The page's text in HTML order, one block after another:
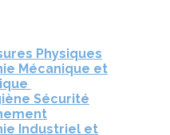
Physiques
Mécanique et
Sécurité
Industriel et